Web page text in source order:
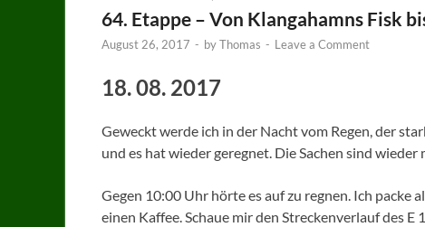
64. Etappe – Von Klangahamns Fisk
August 26, 2017 - byThomas - Leave a Comment
18. 08. 2017
Geweckt werde ich in der Nacht vom Regen, der
und es hat wieder geregnet. Die Sachen sind wieder
Gegen 10:00 Uhr hörte es auf zu regnen. Ich packe
einen Kaffee. Schaue mir den Streckenverlauf des